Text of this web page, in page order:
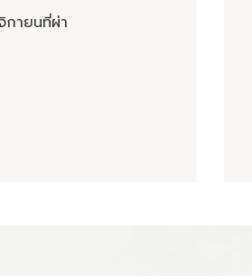
กายนที่ผ่า